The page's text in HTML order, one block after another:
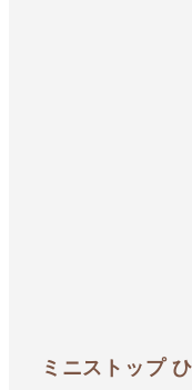
ミニストップ